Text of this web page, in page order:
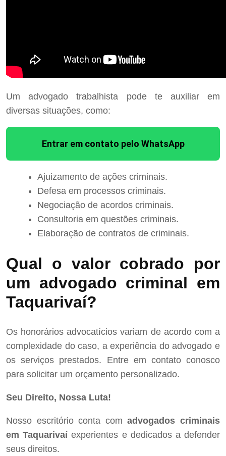
Um advogado trabalhista pode te auxiliar em
diversas situações, como:
Entrar em contato pelo WhatsApp
Ajuizamento de ações criminais.
Defesa em processos criminais.
Negociação de acordos criminais.
Consultoria em questões criminais.
Elaboração de contratos de criminais.
Qual o valor cobrado por
um advogado criminal em
Taquarivaí?
Os honorários advocatícios variam de acordo com a
complexidade do caso, a experiência do advogado e
os serviços prestados. Entre em contato conosco
para solicitar um orçamento personalizado.
Seu Direito, Nossa Luta!
Nosso escritório conta comadvogados criminais
em Taquarivaí experientes e dedicados a defender
seus direitos.